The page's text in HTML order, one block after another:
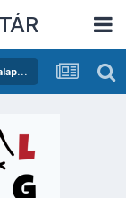
Az igazi márkahűség egy erős érzelmi kötődésen alapul! -Papp Lénárd és az Opel.